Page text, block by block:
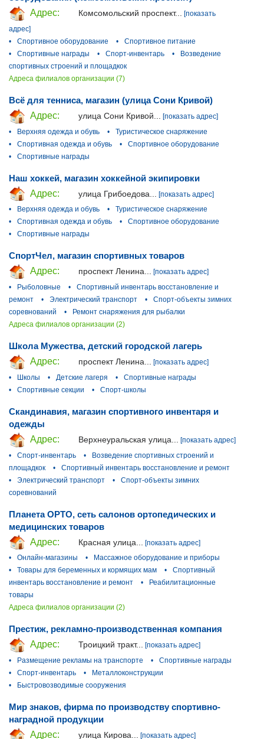
Адрес:
Комсомольский проспект...
[показать
адрес]
•
Спортивное оборудование •
Спортивное питание
•
Спортивные награды • Спорт-инвентарь •
Возведение
спортивных строений и площадкок
Адреса филиалов организации (7)
Всё для тенниса, магазин (улица Сони Кривой)
Адрес:
улица Сони Кривой...
[показать адрес]
•
Верхняя одежда и обувь •
Туристическое снаряжение
•
Спортивная одежда и обувь •
Спортивное оборудование
•
Спортивные награды
Наш хоккей, магазин хоккейной экипировки
Адрес:
улица Грибоедова...
[показать адрес]
•
Верхняя одежда и обувь •
Туристическое снаряжение
•
Спортивная одежда и обувь •
Спортивное оборудование
•
Спортивные награды
СпортЧел, магазин спортивных товаров
Адрес:
проспект Ленина... [показать адрес]
•
Рыболовные •
Спортивный инвентарь восстановление и
ремонт
• Электрический транспорт •
Спорт-объекты зимних
соревнований
•
Ремонт снаряжения для рыбалки
Адреса филиалов организации (2)
Школа Мужества, детский городской лагерь
Адрес:
проспект Ленина...
[показать адрес]
•
Школы • Детские лагеря •
Спортивные награды
•
Спортивные секции • Спорт-школы
Скандинавия, магазин спортивного инвентаря и
одежды
Адрес:
Верхнеуральская улица...
[показать адрес]
•
Спорт-инвентарь •
Возведение спортивных строений и
площадкок
•
Спортивный инвентарь восстановление и ремонт
•
Электрический транспорт •
Спорт-объекты зимних
соревнований
Планета ОРТО, сеть салонов ортопедических и
медицинских товаров
Адрес:
Красная улица...
[показать адрес]
•
Онлайн-магазины •
Массажное оборудование и приборы
•
Товары для беременных и кормящих мам •
Спортивный
инвентарь восстановление и ремонт
•
Реабилитационные
товары
Адреса филиалов организации (2)
Престиж, рекламно-производственная компания
Адрес:
Троицкий тракт... [показать адрес]
•
Размещение рекламы на транспорте •
Спортивные награды
•
Спорт-инвентарь •
Металлоконструкции
•
Быстровозводимые сооружения
Мир знаков, фирма по производству спортивно-
наградной продукции
Адрес:
улица Кирова... [показать адрес]